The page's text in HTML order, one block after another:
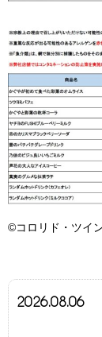
2026.08.06
©コロリド・ツイ